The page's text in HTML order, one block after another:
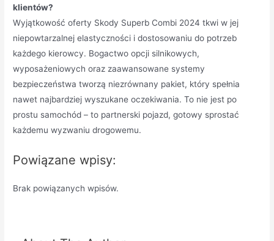
klientów?
Wyjątkowość oferty Skody Superb Combi 2024 tkwi w jej
niepowtarzalnej elastyczności i dostosowaniu do potrzeb
każdego kierowcy. Bogactwo opcji silnikowych,
wyposażeniowych oraz zaawansowane systemy
bezpieczeństwa tworzą niezrównany pakiet, który spełnia
nawet najbardziej wyszukane oczekiwania. To nie jest po
prostu samochód – to partnerski pojazd, gotowy sprostać
każdemu wyzwaniu drogowemu.
Powiązane wpisy:
Brak powiązanych wpisów.